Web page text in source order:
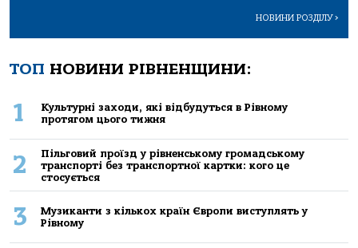
НОВИНИ РОЗДІЛУ>
ТОП НОВИНИ РІВНЕНЩИНИ:
1
Культурні заходи, які відбудуться в Рівному
протягом цього тижня
2
Пільговий проїзд у рівненському громадському
транспорті без транспортної картки: кого це
стосується
3
Музиканти з кількох країн Європи виступлять у
Рівному